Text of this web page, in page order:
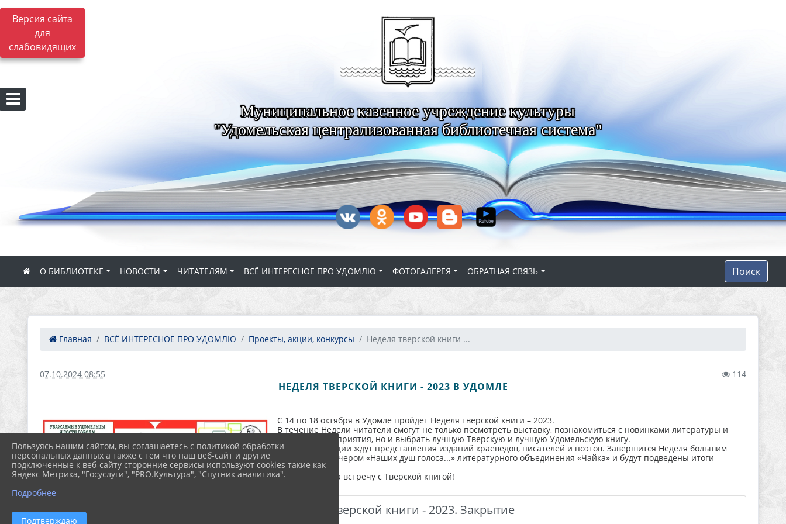
Версия сайта
для
слабовидящих
Муниципальное казенное учреждение культуры
"Удомельская централизованная библиотечная система"
О БИБЛИОТЕКЕ НОВОСТИ ЧИТАТЕЛЯМ ВСЁ ИНТЕРЕСНОЕ ПРО УДОМЛЮ ФОТОГАЛЕРЕЯ ОБРАТНАЯ СВЯЗЬ Поиск
Главная ВСЁ ИНТЕРЕСНОЕ ПРО УДОМЛЮ Проекты, акции, конкурсы Неделя тверской книги ...
07.10.2024 08:55 114
НЕДЕЛЯ ТВЕРСКОЙ КНИГИ - 2023 В УДОМЛЕ
С 14 по 18 октября в Удомле пройдет Неделя тверской книги – 2023.
В течение Недели читатели смогут не только посмотреть выставку, познакомиться с новинками литературы и
посетить мероприятия, но и выбрать лучшую Тверскую и лучшую Удомельскую книгу.
Участников акции ждут представления изданий краеведов, писателей и поэтов. Завершится Неделя большим
юбилейным вечером «Наших душ голоса...» литературного объединения «Чайка» и будут подведены итоги
голосования.
Приглашаем на встречу с Тверской книгой!
Неделя тверской книги - 2023. Закрытие
Пользуясь нашим сайтом, вы соглашаетесь с политикой обработки
персональных данных а также с тем что наш веб-сайт и другие
подключенные к веб-сайту сторонние сервисы используют cookies такие как
Яндекс Метрика, "Госуслуги", "PRO.Культура", "Спутник аналитика".
Подробнее
Подтверждаю